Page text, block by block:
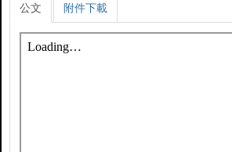
公文 附件下載